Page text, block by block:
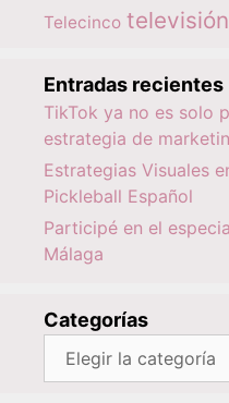
Telecinco televisión
Entradas recientes
TikTok ya no es solo
estrategia de
Estrategias Visuales
Pickleball Español
Participé en el
Málaga
Categorías
Categorías